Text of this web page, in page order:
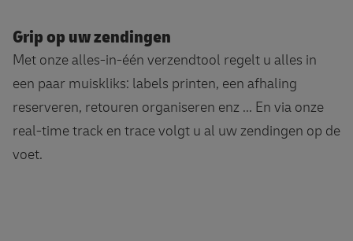
Grip op uw zendingen
Met onze alles-in-één verzendtool regelt u alles in
een paar muiskliks: labels printen, een afhaling
reserveren, retouren organiseren enz ... En via onze
real-time track en trace volgt u al uw zendingen op de
voet.